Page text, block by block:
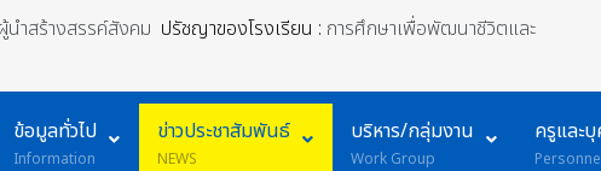
นำสร้างสรรค์สังคม ปรัชญาของโรงเรียน : การศึกษาเพื่อพัฒนาชีวิตและ
ข้อมูลทั่วไป
Information
ข่าวประชาสัมพันธ์
NEWS
บริหาร/กลุ่มงาน
Work Group
ครูและ